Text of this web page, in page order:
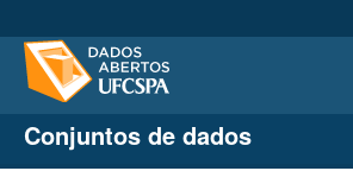
Conjuntos de dados
Organizações
Conjuntos de dados